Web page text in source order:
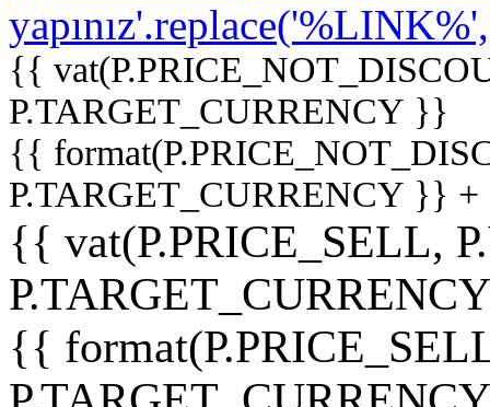
{{
P.TARGET_CURRENCY }}
{{
P.TARGET_CURRENCY }}
{{ vat(P.PRICE_SELL,
{{